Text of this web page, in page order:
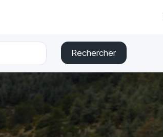
Rechercher